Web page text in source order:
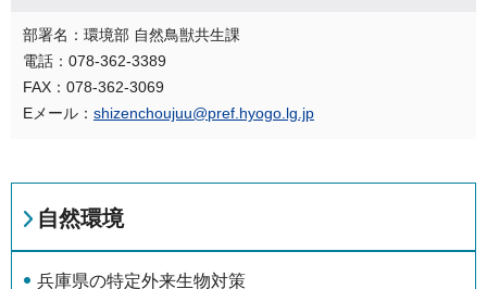
部署名：環境部 自然鳥獣共生課
電話：078-362-3389
FAX：078-362-3069
Eメール： shizenchoujuu@pref.hyogo.lg.jp
自然環境
兵庫県の特定外来生物対策